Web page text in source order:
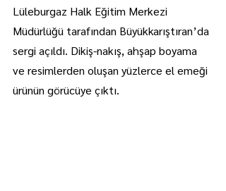
Lüleburgaz Halk Eğitim Merkezi
Müdürlüğü tarafından Büyükkarıştıran’da
sergi açıldı. Dikiş-nakış, ahşap boyama
ve resimlerden oluşan yüzlerce el emeği
ürünün görücüye çıktı.